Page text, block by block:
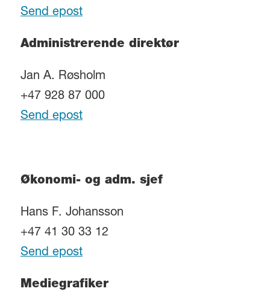
Send epost
Administrerende direktør
Jan A. Røsholm
+47 928 87 000
Send epost
Økonomi- og adm. sjef
Hans F. Johansson
+47 41 30 33 12
Send epost
Mediegrafiker